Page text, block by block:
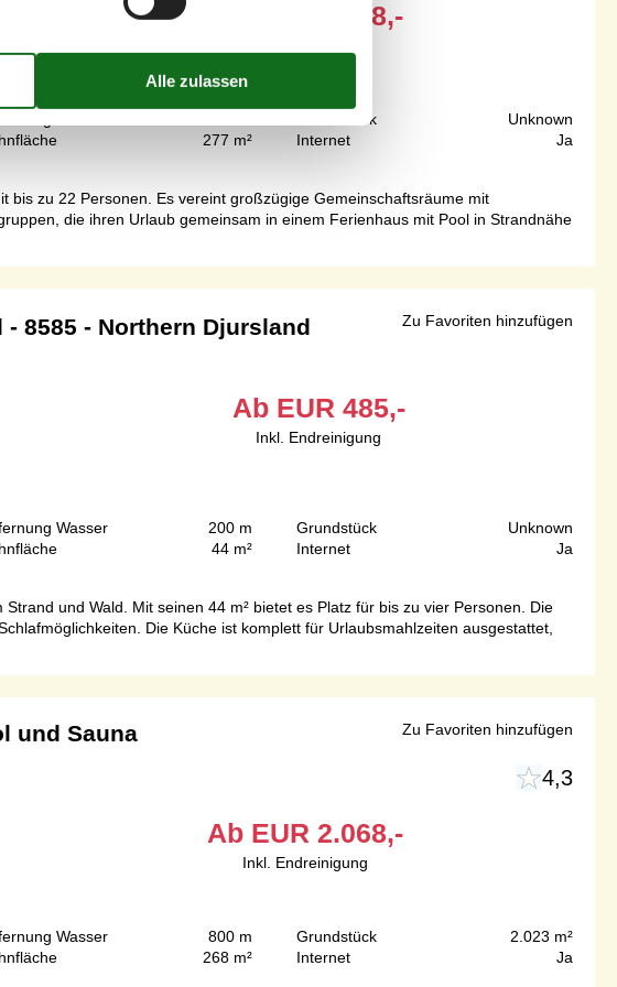
2.588,-
277 m²
Grundstück
Unknown
Internet
Ja
zu 22 Personen. Es vereint großzügige Gemeinschaftsräume mit
die ihren Urlaub gemeinsam in einem Ferienhaus mit Pool in Strandnähe
8585 - Northern Djursland
Ab EUR 485,-
Inkl. Endreinigung
Wasser
200 m
44 m²
Grundstück
Unknown
Internet
Ja
und Wald. Mit seinen 44 m² bietet es Platz für bis zu vier Personen. Die
Die Küche ist komplett für Urlaubsmahlzeiten ausgestattet,
Zu Favoriten hinzufügen
und Sauna
4,3
Ab EUR 2.068,-
Inkl. Endreinigung
Wasser
800 m
268 m²
Grundstück
2.023 m²
Internet
Ja
Zu Favoriten hinzufügen